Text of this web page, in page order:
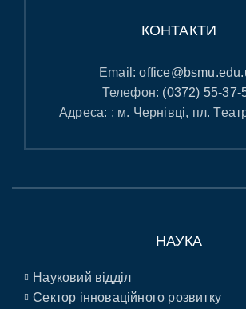
КОНТАКТИ
Email:
Телефон: (0372) 55-37-
Адреса: : м. Чернівці, пл.
НАУКА
Науковий відділ
Сектор інноваційного розвитку